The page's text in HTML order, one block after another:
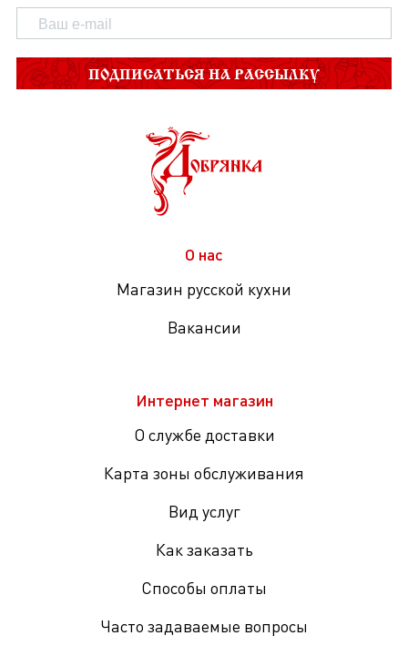
ПОДПИСАТЬСЯ НА РАССЫЛКУ
О нас
Магазин русской кухни
Вакансии
Интернет магазин
О службе доставки
Карта зоны обслуживания
Вид услуг
Как заказать
Способы оплаты
Часто задаваемые вопросы